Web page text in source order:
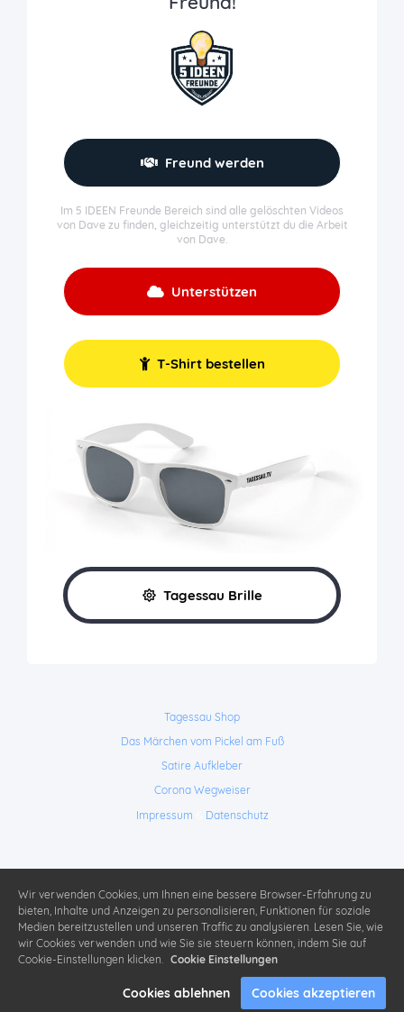
Freund werden
Im 5 IDEEN Freunde Bereich sind alle gelöschten Videos
von Dave zu finden, gleichzeitig unterstützt du die Arbeit
von Dave.
Unterstützen
T-Shirt bestellen
Tagessau Brille
Tagessau Shop
Das Märchen vom Pickel am Fuß
Satire Aufkleber
Corona Wegweiser
Impressum
Datenschutz
Wir verwenden Cookies, um Ihnen eine bessere Browser-Erfahrung zu
bieten, Inhalte und Anzeigen zu personalisieren, Funktionen für soziale
Medien bereitzustellen und unseren Traffic zu analysieren. Lesen Sie, wie
wir Cookies verwenden und wie Sie sie steuern können, indem Sie auf
Cookie-Einstellungen klicken. Cookie Einstellungen
Cookies ablehnen Cookies akzeptieren